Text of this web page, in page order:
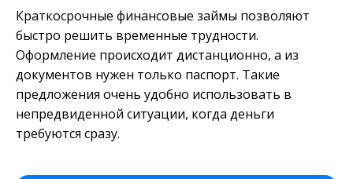
Краткосрочные финансовые займы позволяют
быстро решить временные трудности.
Оформление происходит дистанционно, а из
документов нужен только паспорт. Такие
предложения очень удобно использовать в
непредвиденной ситуации, когда деньги
требуются сразу.